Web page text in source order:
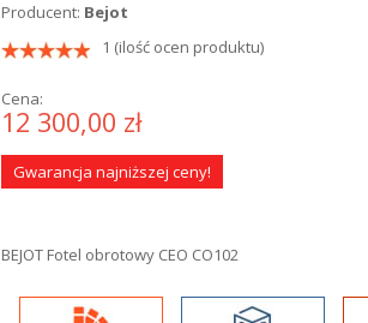
Producent: Bejot
1 (ilość ocen produktu)
Cena:
12 300,00 zł
Gwarancja najniższej ceny!
BEJOT Fotel obrotowy CEO CO102